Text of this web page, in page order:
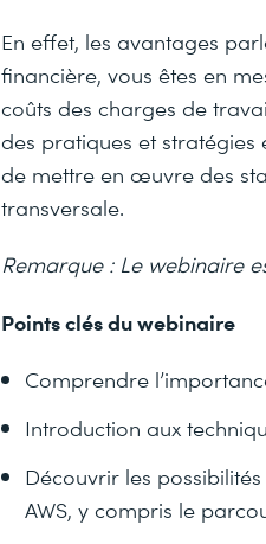
En effet, les avantages
financière, vous êtes en
coûts des charges de
des pratiques et
de mettre en œuvre des
transversale.
Remarque : Le webinaire
Points clés du webinaire
Comprendre
Introduction aux
Découvrir les
AWS, y compris le